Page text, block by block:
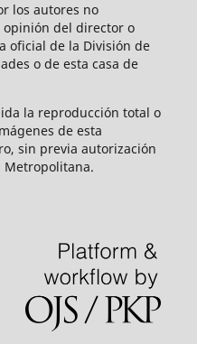
los autores no
opinión del director o
oficial de la División de
o de esta casa de
la reproducción total o
de esta
sin previa autorización
Metropolitana.